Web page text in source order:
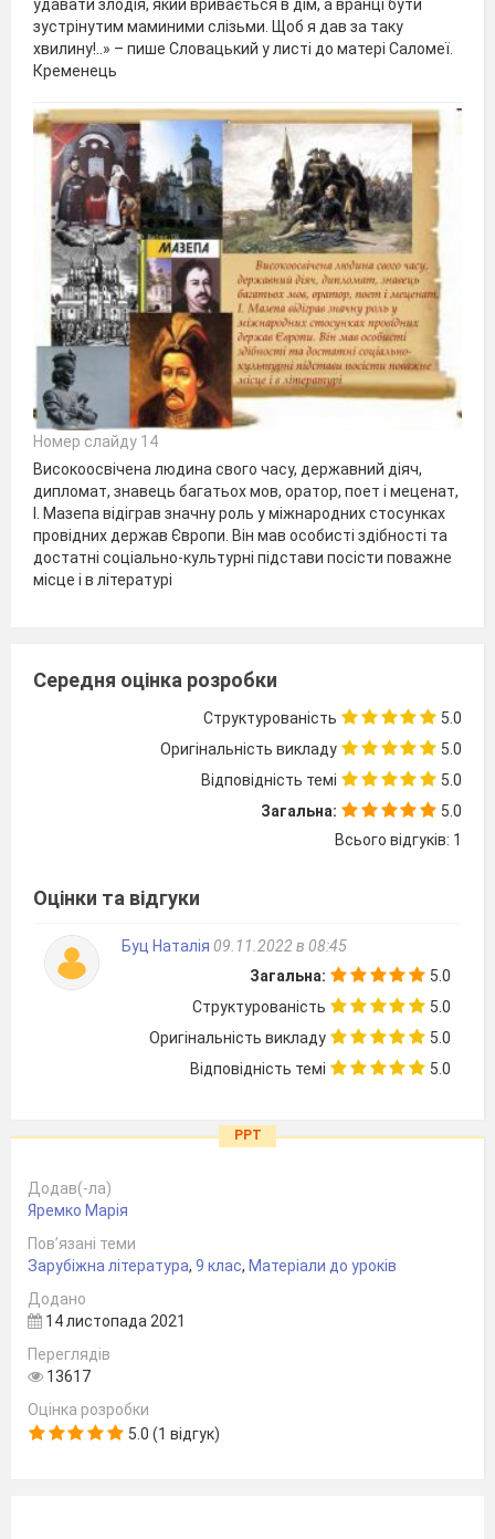
удавати злодія, який вривається в дім, а вранці бути
зустрінутим маминими слізьми. Щоб я дав за таку
хвилину!..» – пише Словацький у листі до матері Саломеї.
Кременець
Номер слайду 14
Високоосвічена людина свого часу, державний діяч,
дипломат, знавець багатьох мов, оратор, поет і меценат,
І. Мазепа відіграв значну роль у міжнародних стосунках
провідних держав Європи. Він мав особисті здібності та
достатні соціально-культурні підстави посісти поважне
місце і в літературі
Середня оцінка розробки
Структурованість
5.0
Оригінальність викладу
5.0
Відповідність темі
5.0
Загальна:
5.0
Всього відгуків: 1
Оцінки та відгуки
Буц Наталія 09.11.2022 в 08:45
Загальна:
5.0
Структурованість
5.0
Оригінальність викладу
5.0
Відповідність темі
5.0
PPT
Додав(-ла)
Яремко Марія
Пов’язані теми
Зарубіжна література, 9 клас, Матеріали до уроків
Додано
14 листопада 2021
Переглядів
13617
Оцінка розробки
5.0 (1 відгук)